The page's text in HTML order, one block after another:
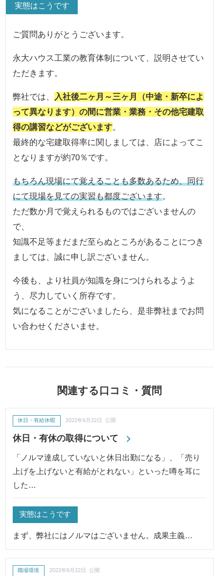
実態はこうです
ご質問ありがとうございます。
永大ハウス工業の教育体制について、説明させてい
ただきます。
弊社では、 入社後二ヶ月～三ヶ月（中途・新卒によ
って異なります）の間に営業・業務・その他宅建取
得の講習などがございます。
最終的な宅建取得率に関しましては、店によってこ
となりますが約70％です。
もちろん現場にて覚えることも多数あるため、同行
にて現場を見ての実習も都度ございます。
ただ数か月で覚えられるものではございませんの
で、
知識不足等まだまだ至らぬところがあることにつき
ましては、誠に申し訳ございません。
今後も、より社員が知識を身につけられるようよ
う、尽力していく所存です。
気になることがございましたら、是非弊社までお問
い合わせくださいませ。
関連する口コミ・質問
休日・有休の取得について
休日・有給休暇 2022年6月22日 公開
「ノルマ達成していないと休日出勤になる」、「売り
上げを上げないと有給がとれない」といった噂を耳に
した…
実態はこうです
まず、弊社にはノルマはございません。成果主義…
職場環境 2022年6月22日 公開